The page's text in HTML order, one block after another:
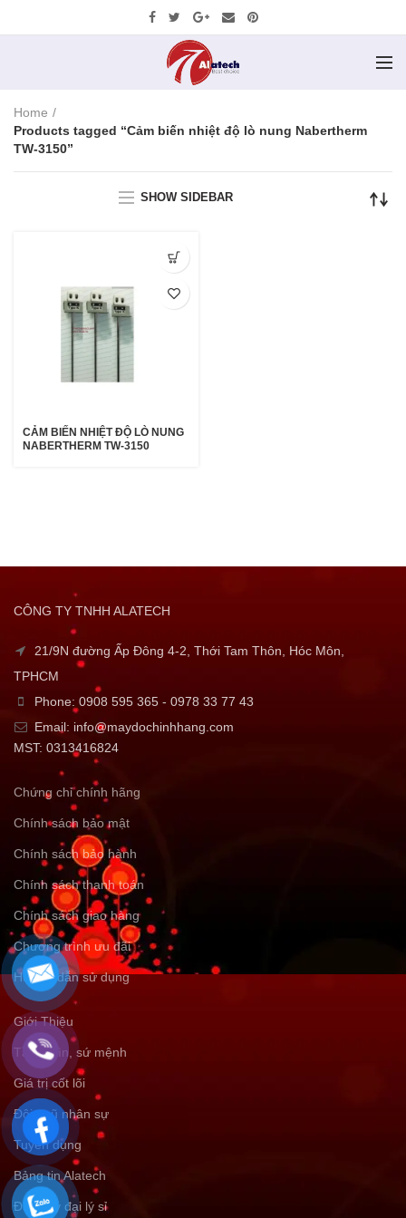
Home
Products tagged “Cảm biến nhiệt độ lò nung Nabertherm
TW-3150”
SHOW SIDEBAR
CẢM BIẾN NHIỆT ĐỘ LÒ NUNG
NABERTHERM TW-3150
CÔNG TY TNHH ALATECH
21/9N đường Ấp Đông 4-2, Thới Tam Thôn, Hóc Môn,
TPHCM
Phone: 0908 595 365 - 0978 33 77 43
Email: info@maydochinhhang.com
MST: 0313416824
Chứng chỉ chính hãng
Chính sách bảo mật
Chính sách bảo hành
Chính sách thanh toán
Chính sách giao hàng
Chương trình ưu đãi
Hướng dẫn sử dụng
Giới Thiệu
Tầm nhìn, sứ mệnh
Giá trị cốt lõi
Đội ngũ nhân sự
Tuyển dụng
Bảng tin Alatech
Đăng ký đại lý sỉ